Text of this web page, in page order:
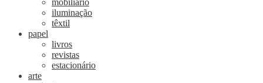
mobiliário
iluminação
têxtil
papel
livros
revistas
estacionário
arte